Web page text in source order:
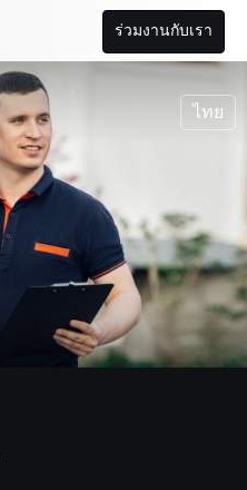
ร่วมงานกับเรา
ไทย